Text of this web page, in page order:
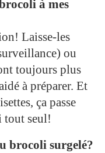
à mes
Laisse-les
ou
toujours plus
à préparer. Et
ça passe
tout seul!
brocoli surgelé?